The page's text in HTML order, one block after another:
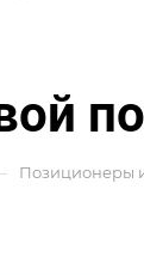
Позиционеры